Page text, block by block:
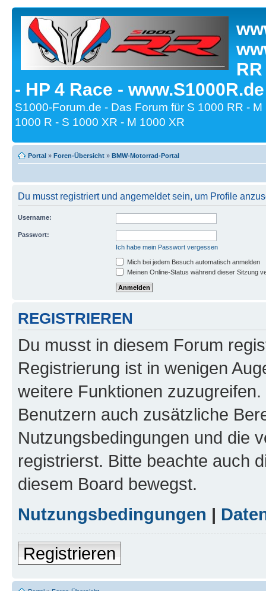
- HP 4 Race -
S1000-Forum.de - Das Forum für S 1000 RR -
1000 R - S 1000 XR - M 1000 XR
Portal » Foren-Übersicht » BMW-Motorrad-Portal
Du musst registriert und angemeldet sein, um Profile
Username:
Passwort:
Ich habe mein Passwort vergessen
Mich bei jedem Besuch automatisch anmelden
Meinen Online-Status während dieser Sitzung
REGISTRIEREN
Du musst in diesem Forum
Registrierung ist in wenigen
weitere Funktionen
Benutzern auch zusätzliche
Nutzungsbedingungen und die
registrierst. Bitte beachte auch
diesem Board bewegst.
Nutzungsbedingungen |
Registrieren